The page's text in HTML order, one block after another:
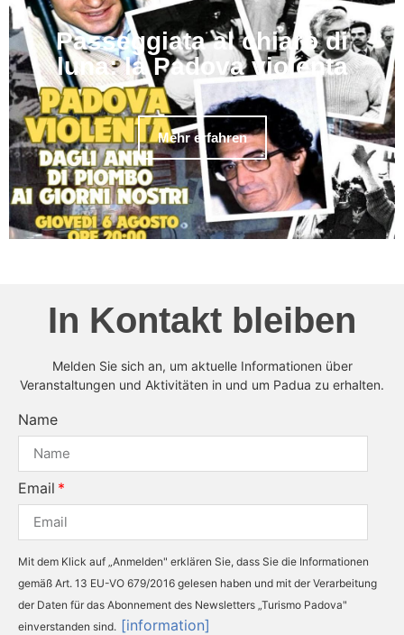
Passeggiata al chiaro di
luna: la Padova violenta
Mehr erfahren
In Kontakt bleiben
Melden Sie sich an, um aktuelle Informationen über
Veranstaltungen und Aktivitäten in und um Padua zu erhalten.
Name
Email
Mit dem Klick auf „Anmelden" erklären Sie, dass Sie die Informationen
gemäß Art. 13 EU-VO 679/2016 gelesen haben und mit der Verarbeitung
der Daten für das Abonnement des Newsletters „Turismo Padova"
einverstanden sind. [information]